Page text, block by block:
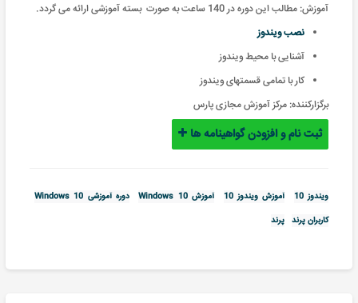
آموزش: مطالب این دوره در 140 ساعت به صورت بسته آموزشی ارائه می گردد
.
نصب ویندوز
آشنایی با محیط ویندوز
کار با تمامی قسمتهای ویندوز
برگزارکننده: مرکز آموزش مجازی پارس
ثبت نام و افزودن گواهینامه ها
ویندوز 10 آموزش ویندوز 10 آموزش Windows 10
دوره آموزشی Windows 10
کاربران پرند پرند